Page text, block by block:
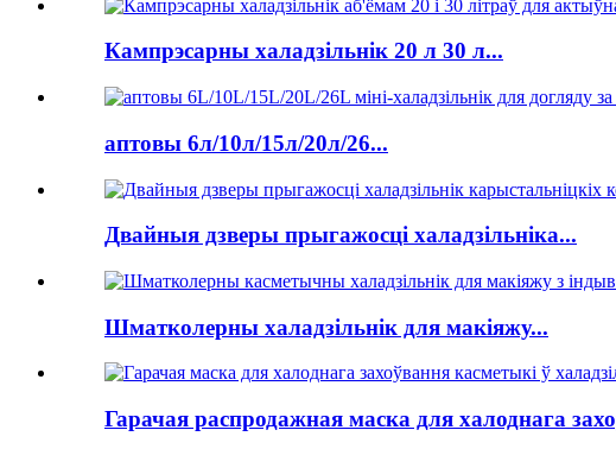
Кампрэсарны халадзільнік 20 л 30 л...
аптовы 6л/10л/15л/20л/26...
Двайныя дзверы прыгажосці халадзільніка...
Шматколерны халадзільнік для макіяжу...
Гарачая распродажная маска для халоднага